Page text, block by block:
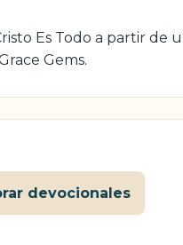
Es Todo a partir de
Gems.
devocionales